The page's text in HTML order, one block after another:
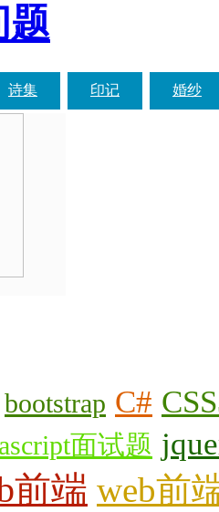
题
诗集 印记 婚纱
bootstrap C#
面试题
前端 web前